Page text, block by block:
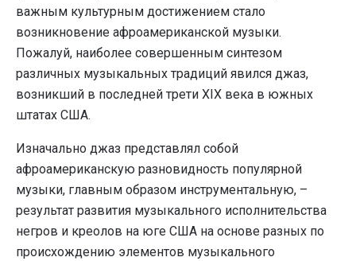
важным культурным достижением стало
возникновение афроамериканской музыки.
Пожалуй, наиболее совершенным синтезом
различных музыкальных традиций явился джаз,
возникший в последней трети XIX века в южных
штатах США.
Изначально джаз представлял собой
афроамериканскую разновидность популярной
музыки, главным образом инструментальную, –
результат развития музыкального исполнительства
негров и креолов на юге США на основе разных по
происхождению элементов музыкального